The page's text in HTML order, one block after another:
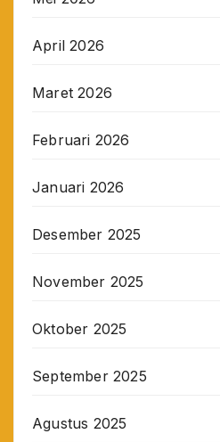
April 2026
Maret 2026
Februari 2026
Januari 2026
Desember 2025
November 2025
Oktober 2025
September 2025
Agustus 2025